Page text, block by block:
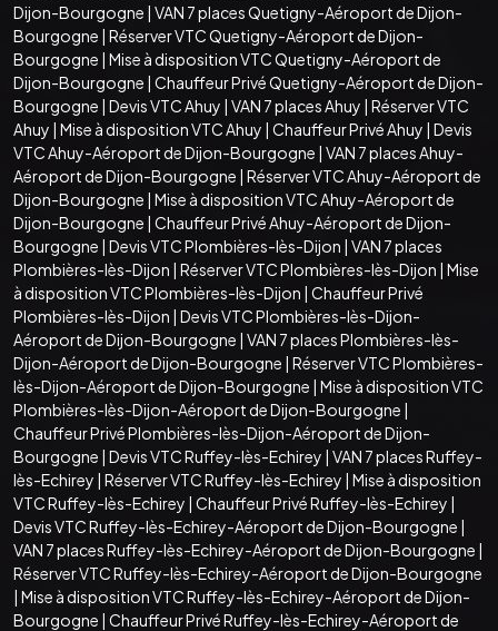
Dijon-Bourgogne | VAN 7 places Quetigny-Aéroport de Dijon-
Bourgogne | Réserver VTC Quetigny-Aéroport de Dijon-
Bourgogne | Mise à disposition VTC Quetigny-Aéroport de
Dijon-Bourgogne | Chauffeur Privé Quetigny-Aéroport de Dijon-
Bourgogne | Devis VTC Ahuy | VAN 7 places Ahuy | Réserver VTC
Ahuy | Mise à disposition VTC Ahuy | Chauffeur Privé Ahuy | Devis
VTC Ahuy-Aéroport de Dijon-Bourgogne | VAN 7 places Ahuy-
Aéroport de Dijon-Bourgogne | Réserver VTC Ahuy-Aéroport de
Dijon-Bourgogne | Mise à disposition VTC Ahuy-Aéroport de
Dijon-Bourgogne | Chauffeur Privé Ahuy-Aéroport de Dijon-
Bourgogne | Devis VTC Plombières-lès-Dijon | VAN 7 places
Plombières-lès-Dijon | Réserver VTC Plombières-lès-Dijon | Mise
à disposition VTC Plombières-lès-Dijon | Chauffeur Privé
Plombières-lès-Dijon | Devis VTC Plombières-lès-Dijon-
Aéroport de Dijon-Bourgogne | VAN 7 places Plombières-lès-
Dijon-Aéroport de Dijon-Bourgogne | Réserver VTC Plombières-
lès-Dijon-Aéroport de Dijon-Bourgogne | Mise à disposition VTC
Plombières-lès-Dijon-Aéroport de Dijon-Bourgogne |
Chauffeur Privé Plombières-lès-Dijon-Aéroport de Dijon-
Bourgogne | Devis VTC Ruffey-lès-Echirey | VAN 7 places Ruffey-
lès-Echirey | Réserver VTC Ruffey-lès-Echirey | Mise à disposition
VTC Ruffey-lès-Echirey | Chauffeur Privé Ruffey-lès-Echirey |
Devis VTC Ruffey-lès-Echirey-Aéroport de Dijon-Bourgogne |
VAN 7 places Ruffey-lès-Echirey-Aéroport de Dijon-Bourgogne |
Réserver VTC Ruffey-lès-Echirey-Aéroport de Dijon-Bourgogne
| Mise à disposition VTC Ruffey-lès-Echirey-Aéroport de Dijon-
Bourgogne | Chauffeur Privé Ruffey-lès-Echirey-Aéroport de